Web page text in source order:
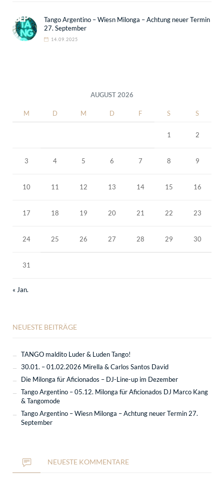
Tango Argentino – Wiesn Milonga – Achtung neuer Termin
27. September
14.09.2025
AUGUST 2026
M D M D F S S
1 2
3 4 5 6 7 8 9
10 11 12 13 14 15 16
17 18 19 20 21 22 23
24 25 26 27 28 29 30
31
« Jan.
NEUESTE BEITRÄGE
TANGO maldito Luder & Luden Tango!
30.01. – 01.02.2026 Mirella & Carlos Santos David
Die Milonga für Aficionados – DJ-Line-up im Dezember
Tango Argentino – 05.12. Milonga für Aficionados DJ Marco Kang
& Tangomode
Tango Argentino – Wiesn Milonga – Achtung neuer Termin 27.
September
NEUESTE KOMMENTARE